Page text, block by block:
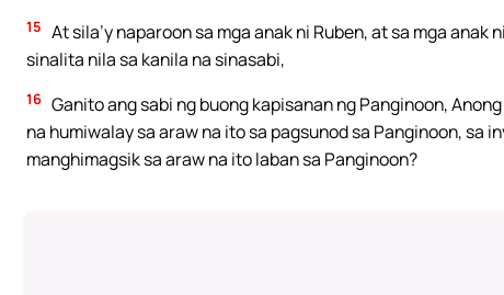
15 At sila’y naparoon sa mga anak ni Ruben, at sa mga
sinalita nila sa kanila na sinasabi,
16 Ganito ang sabi ng buong kapisanan ng Panginoon,
na humiwalay sa araw na ito sa pagsunod sa Panginoon, sa
manghimagsik sa araw na ito laban sa Panginoon?